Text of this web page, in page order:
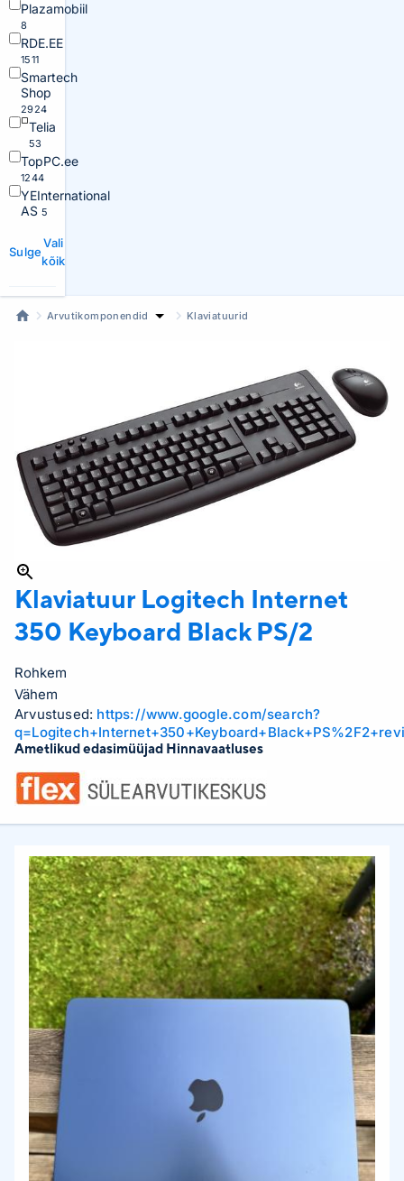
Plazamobiil
8
RDE.EE
1511
Smartech
Shop
2924
Telia
53
TopPC.ee
1244
YEInternational
AS 5
Sulge
Vali
kõik
Arvutikomponendid Klaviatuurid
Klaviatuur Logitech Internet
350 Keyboard Black PS/2
Rohkem
Vähem
Arvustused: https://www.google.com/search?
Ametlikud edasimüüjad Hinnavaatluses